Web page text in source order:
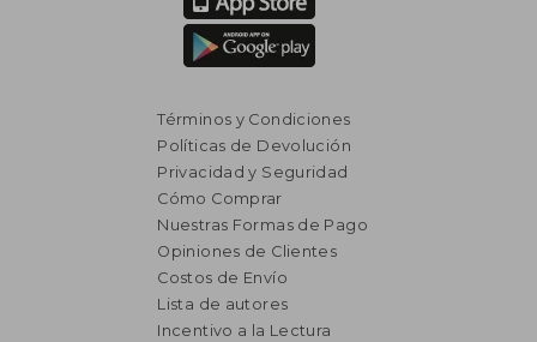
Términos y Condiciones
Políticas de Devolución
Privacidad y Seguridad
Cómo Comprar
Nuestras Formas de Pago
Opiniones de Clientes
Costos de Envío
Lista de autores
Incentivo a la Lectura